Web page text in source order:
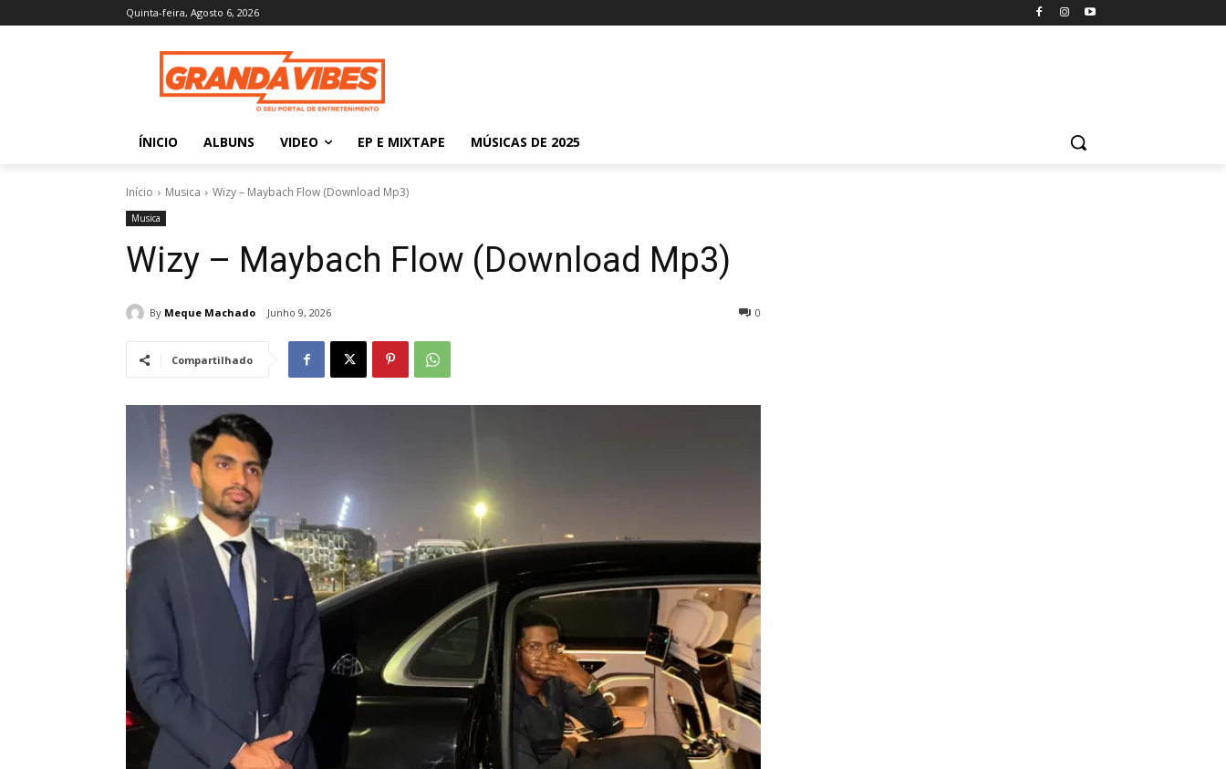
Quinta-feira, Agosto 6, 2026
ÍNICIO ALBUNS VIDEO EP E MIXTAPE MÚSICAS DE 2025
Início Musica Wizy – Maybach Flow (Download Mp3)
Musica
Wizy – Maybach Flow (Download Mp3)
By Meque Machado Junho 9, 2026 0
Compartilhado